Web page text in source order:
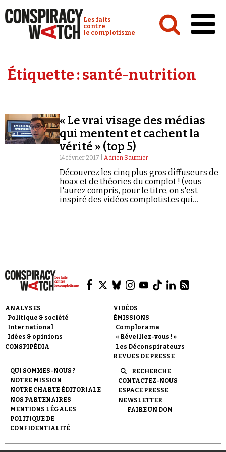
Conspiracy Watch :
Les faits
contre
le complotisme
Analyses
Vidéos
Émissions
Revues de presse
Faire un don
Demander à Vera
Étiquette :santé-nutrition
« Le vrai visage des médias
qui mentent et cachent la
vérité » (top 5)
14 février 2017 | Adrien Saumier
Découvrez les cinq plus gros diffuseurs de
hoax et de théories du complot ! (vous
l'aurez compris, pour le titre, on s'est
inspiré des vidéos complotistes qui
ANALYSES
Politique & société
International
Idées & opinions
CONSPIPÉDIA
VIDÉOS
ÉMISSIONS
Complorama
« Réveillez-vous ! »
Les Déconspirateurs
REVUES DE PRESSE
QUI SOMMES-NOUS ?
NOTRE MISSION
NOTRE CHARTE ÉDITORIALE
NOS PARTENAIRES
MENTIONS LÉGALES
POLITIQUE DE
CONFIDENTIALITÉ
RECHERCHE
CONTACTEZ-NOUS
ESPACE PRESSE
NEWSLETTER
FAIRE UN DON